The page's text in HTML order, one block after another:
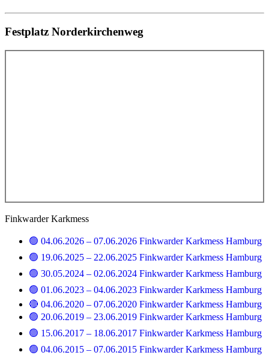
Festplatz Norderkirchenweg
Finkwarder Karkmess
🟢 04.06.2026 – 07.06.2026 Finkwarder Karkmess Hamburg
🟢 19.06.2025 – 22.06.2025 Finkwarder Karkmess Hamburg
🟢 30.05.2024 – 02.06.2024 Finkwarder Karkmess Hamburg
🟢 01.06.2023 – 04.06.2023 Finkwarder Karkmess Hamburg
🔴 04.06.2020 – 07.06.2020 Finkwarder Karkmess Hamburg
🟢 20.06.2019 – 23.06.2019 Finkwarder Karkmess Hamburg
🟢 15.06.2017 – 18.06.2017 Finkwarder Karkmess Hamburg
🟢 04.06.2015 – 07.06.2015 Finkwarder Karkmess Hamburg